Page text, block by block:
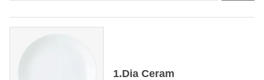
1.Dia Ceram